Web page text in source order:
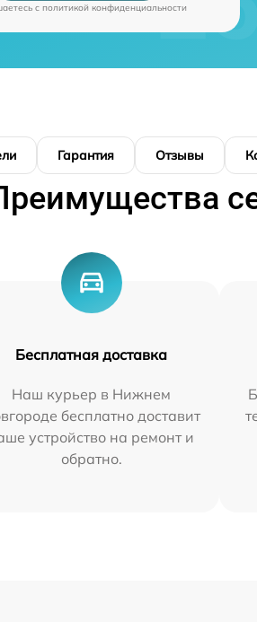
c политикой конфиденциальности
Гарантия Отзывы
Бесплатная доставка
Наш курьер в Нижнем
бесплатно доставит
устройство на ремонт и
обратно.